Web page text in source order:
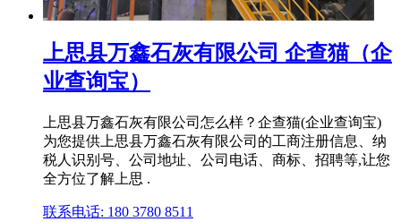
上思县万鑫石灰有限公司 企查猫（企
业查询宝）
上思县万鑫石灰有限公司怎么样？企查猫(企业查询宝)
为您提供上思县万鑫石灰有限公司的工商注册信息、纳
税人识别号、公司地址、公司电话、商标、招聘等,让您
全方位了解上思 .
联系电话: 180 3780 8511